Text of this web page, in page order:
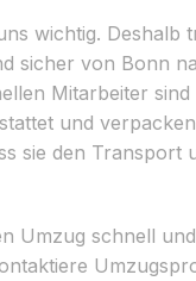
wichtig. Deshalb
sicher von Bonn
Mitarbeiter
und
sie den Transport
Umzug schnell